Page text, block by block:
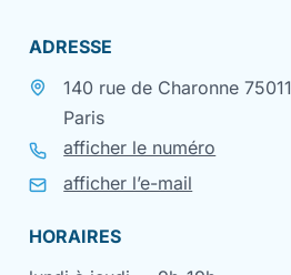
ADRESSE
140 rue de Charonne 75011
Paris
afficher le numéro
afficher l’e-mail
HORAIRES